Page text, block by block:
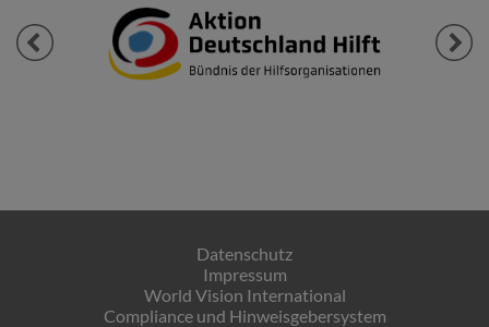
Previous Next
Datenschutz
Impressum
World Vision International
Compliance und Hinweisgebersystem